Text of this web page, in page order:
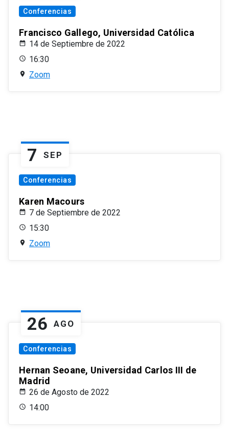
Conferencias
Francisco Gallego, Universidad Católica
14 de Septiembre de 2022
16:30
Zoom
7 SEP
Conferencias
Karen Macours
7 de Septiembre de 2022
15:30
Zoom
26 AGO
Conferencias
Hernan Seoane, Universidad Carlos III de
Madrid
26 de Agosto de 2022
14:00